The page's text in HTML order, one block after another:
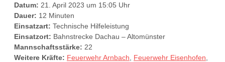
Datum: 21. April 2023 um 15:05 Uhr
Dauer: 12 Minuten
Einsatzart: Technische Hilfeleistung
Einsatzort: Bahnstrecke Dachau – Altomünster
Mannschaftsstärke: 22
Weitere Kräfte: Feuerwehr Arnbach Feuerwehr Eisenhofen